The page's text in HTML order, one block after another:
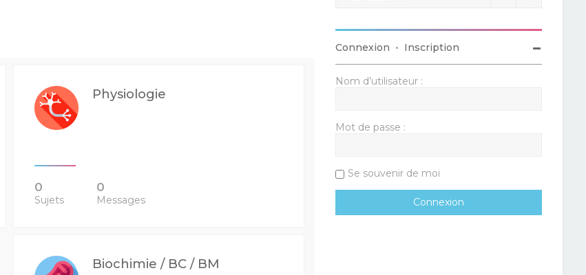
Physiologie
0
Sujets
0
Messages
Biochimie / BC / BM
Connexion • Inscription
Nom d’utilisateur :
Mot de passe :
Se souvenir de moi